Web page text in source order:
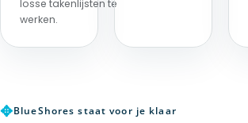
losse takenlijsten te
werken.
✥BlueShores staat voor je klaar